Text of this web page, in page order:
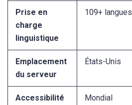
Prise en
charge
linguistique
109+ langues
Emplacement
du serveur
États-Unis
Accessibilité Mondial